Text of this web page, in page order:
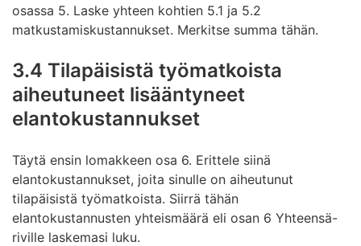
osassa 5. Laske yhteen kohtien 5.1 ja 5.2
matkustamiskustannukset. Merkitse summa tähän.
3.4 Tilapäisistä työmatkoista
aiheutuneet lisääntyneet
elantokustannukset
Täytä ensin lomakkeen osa 6. Erittele siinä
elantokustannukset, joita sinulle on aiheutunut
tilapäisistä työmatkoista. Siirrä tähän
elantokustannusten yhteismäärä eli osan 6 Yhteensä-
riville laskemasi luku.